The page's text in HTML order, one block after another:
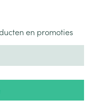
en promoties